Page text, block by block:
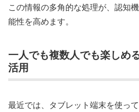
この情報の多角的な処理が、認知
能性を高めます。
一人でも複数人でも楽しめ
活用
最近では、タブレット端末を使っ